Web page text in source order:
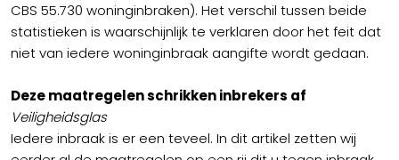
CBS 55.730 woninginbraken). Het verschil tussen beide
statistieken is waarschijnlijk te verklaren door het feit dat
niet van iedere woninginbraak aangifte wordt gedaan.
Deze maatregelen schrikken inbrekers af
Veiligheidsglas
Iedere inbraak is er een teveel. In dit artikel zetten wij